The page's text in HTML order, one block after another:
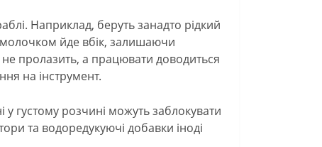
Наприклад, беруть занадто рідкий
йде вбік, залишаючи
пролазить, а працювати доводиться
на інструмент.
у густому розчині можуть заблокувати
та водоредукуючі добавки іноді